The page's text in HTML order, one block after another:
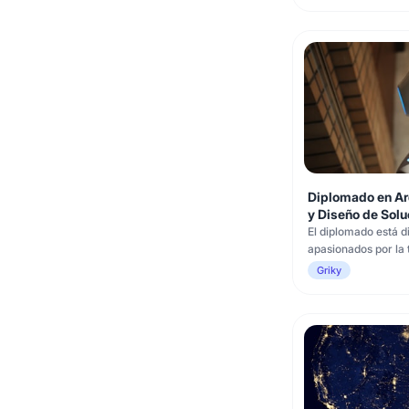
de datos para
Diplomado en
y Diseño de
El diplomado está
apasionados por
con sólidos
información y una
escalables, con
Griky